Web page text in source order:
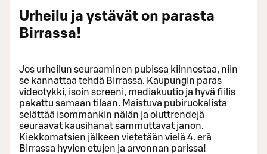
Urheilu ja ystävät on parasta
Birrassa!
Jos urheilun seuraaminen pubissa kiinnostaa, niin
se kannattaa tehdä Birrassa. Kaupungin paras
videotykki, isoin screeni, mediakuutio ja hyvä fiilis
pakattu samaan tilaan. Maistuva pubiruokalista
selättää isommankin nälän ja oluttrendejä
seuraavat kausihanat sammuttavat janon.
Kiekkomatsien jälkeen vietetään vielä 4. erä
Birrassa hyvien etujen ja arvonnan parissa!